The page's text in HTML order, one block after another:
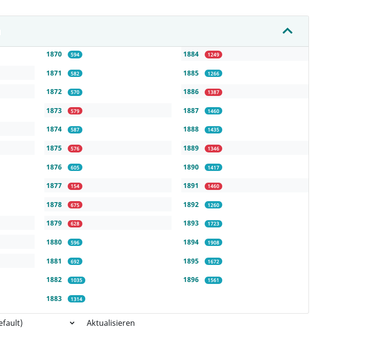
1870 594
1871 582
1872 570
1873 579
1874 587
1875 576
1876 605
1877 154
1878 675
1879 628
1880 596
1881 692
1882 1035
1883 1314
1884 1249
1885 1266
1886 1387
1887 1460
1888 1435
1889 1346
1890 1417
1891 1460
1892 1260
1893 1723
1894 1908
1895 1672
1896 1561
Aktualisieren